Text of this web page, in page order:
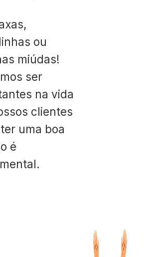
ou
miúdas!
ser
na vida
clientes
uma boa
é